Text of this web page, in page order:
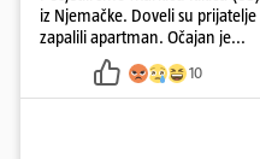
iz Njemačke. Doveli su
zapalili apartman. Očajan je...
10